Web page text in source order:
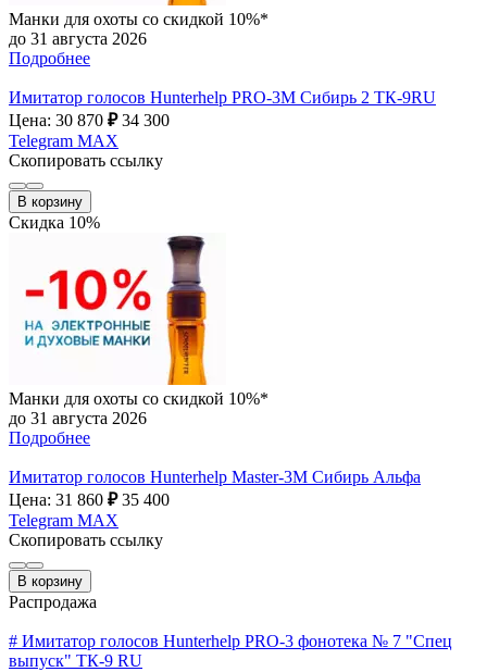
Манки для охоты со скидкой 10%*
до 31 августа 2026
Подробнее
Имитатор голосов Hunterhelp PRO-3М Сибирь 2 ТК-9RU
Цена: 30 870 ₽ 34 300
Telegram MAX
Скопировать ссылку
В корзину
Скидка 10%
Манки для охоты со скидкой 10%*
до 31 августа 2026
Подробнее
Имитатор голосов Hunterhelp Master-3М Сибирь Альфа
Цена: 31 860 ₽ 35 400
Telegram MAX
Скопировать ссылку
В корзину
Распродажа
# Имитатор голосов Hunterhelp PRO-3 фонотека № 7 "Спец
выпуск" ТК-9 RU